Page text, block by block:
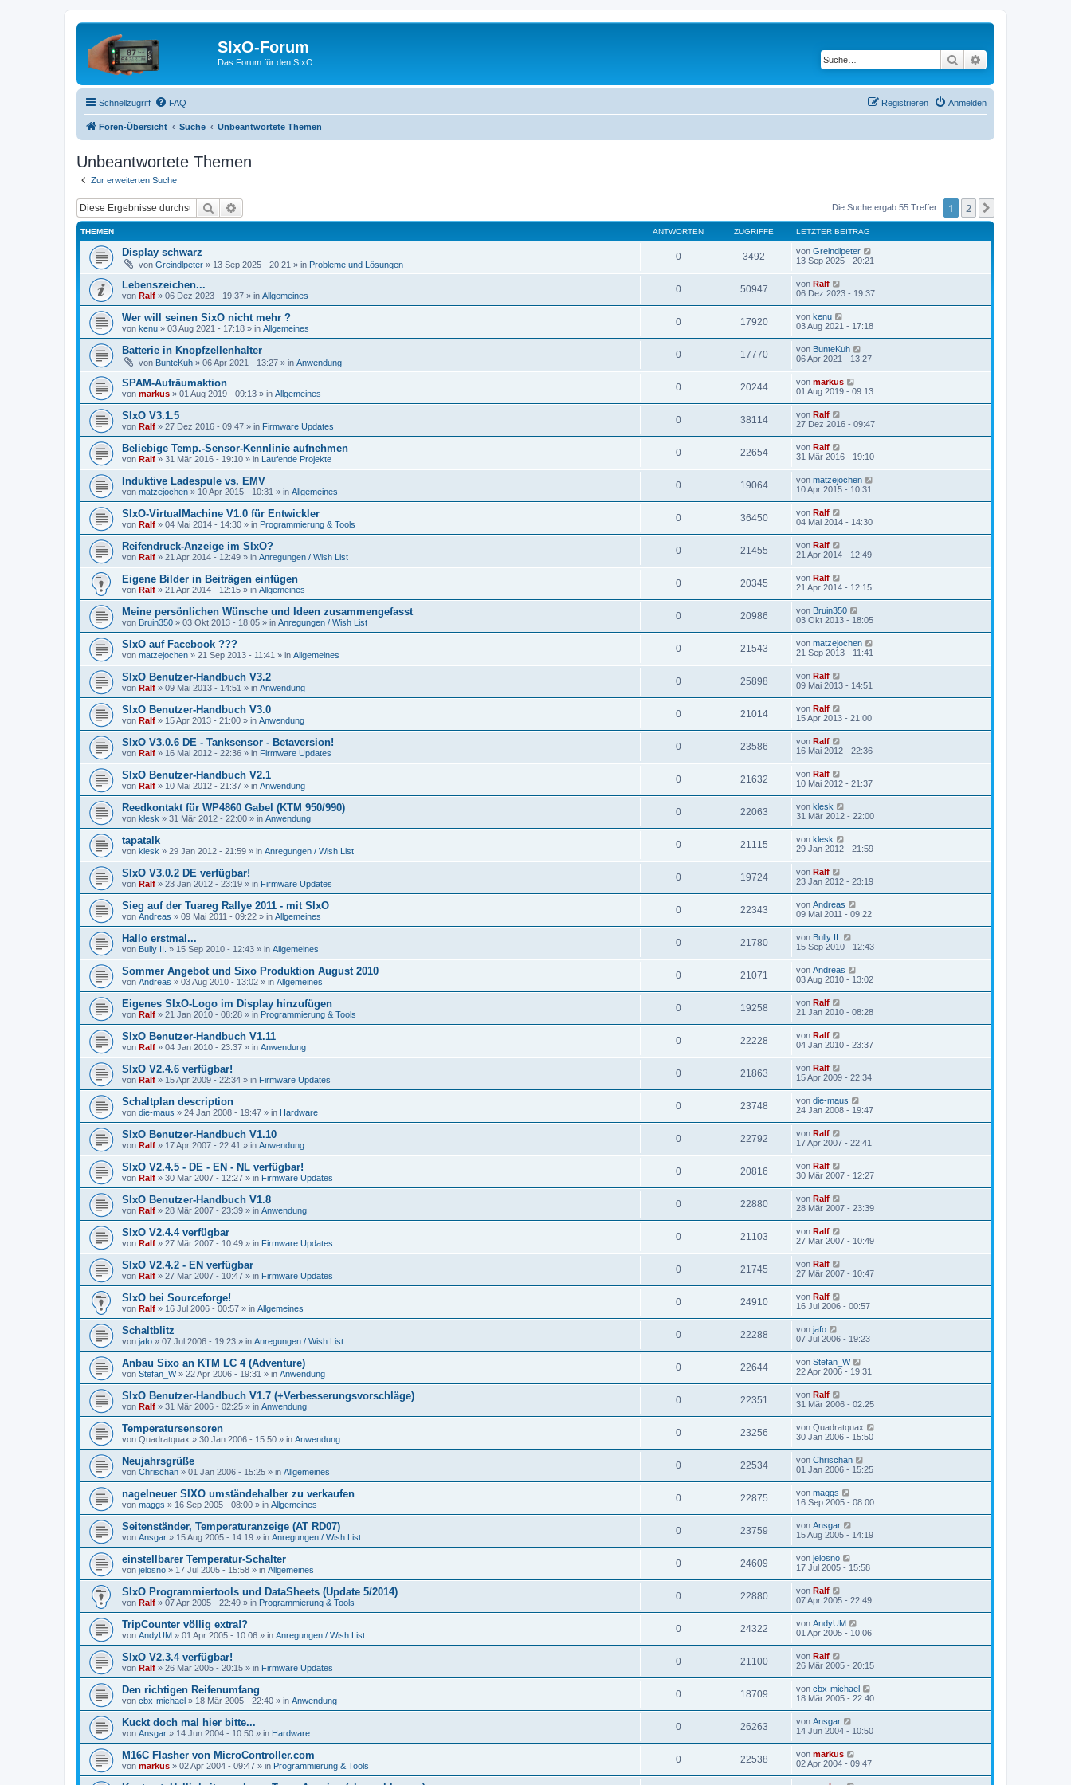
SIxO-Forum
Das Forum für den SIxO Suche
Schnellzugriff FAQ Anmelden
Registrieren
Foren-Übersicht Suche Unbeantwortete Themen
Unbeantwortete Themen
Zur erweiterten Suche
Suche Die Suche ergab 55 Treffer 1 2
THEMEN ANTWORTEN ZUGRIFFE LETZTER BEITRAG
Display schwarz
von Greindlpeter » 13 Sep 2025 - 20:21 » in Probleme und Lösungen
0 3492 von Greindlpeter
13 Sep 2025 - 20:21
Lebenszeichen...
von Ralf » 06 Dez 2023 - 19:37 » in Allgemeines
0 50947 von Ralf
06 Dez 2023 - 19:37
Wer will seinen SixO nicht mehr ?
von kenu » 03 Aug 2021 - 17:18 » in Allgemeines
0 17920 von kenu
03 Aug 2021 - 17:18
Batterie in Knopfzellenhalter
von BunteKuh » 06 Apr 2021 - 13:27 » in Anwendung
0 17770 von BunteKuh
06 Apr 2021 - 13:27
SPAM-Aufräumaktion
von markus » 01 Aug 2019 - 09:13 » in Allgemeines
0 20244 von markus
01 Aug 2019 - 09:13
SIxO V3.1.5
von Ralf » 27 Dez 2016 - 09:47 » in Firmware Updates
0 38114 von Ralf
27 Dez 2016 - 09:47
Beliebige Temp.-Sensor-Kennlinie aufnehmen
von Ralf » 31 Mär 2016 - 19:10 » in Laufende Projekte
0 22654 von Ralf
31 Mär 2016 - 19:10
Induktive Ladespule vs. EMV
von matzejochen » 10 Apr 2015 - 10:31 » in Allgemeines
0 19064 von matzejochen
10 Apr 2015 - 10:31
SIxO-VirtualMachine V1.0 für Entwickler
von Ralf » 04 Mai 2014 - 14:30 » in Programmierung & Tools
0 36450 von Ralf
04 Mai 2014 - 14:30
Reifendruck-Anzeige im SIxO?
von Ralf » 21 Apr 2014 - 12:49 » in Anregungen / Wish List
0 21455 von Ralf
21 Apr 2014 - 12:49
Eigene Bilder in Beiträgen einfügen
von Ralf » 21 Apr 2014 - 12:15 » in Allgemeines
0 20345 von Ralf
21 Apr 2014 - 12:15
Meine persönlichen Wünsche und Ideen zusammengefasst
von Bruin350 » 03 Okt 2013 - 18:05 » in Anregungen / Wish List
0 20986 von Bruin350
03 Okt 2013 - 18:05
SIxO auf Facebook ???
von matzejochen » 21 Sep 2013 - 11:41 » in Allgemeines
0 21543 von matzejochen
21 Sep 2013 - 11:41
SIxO Benutzer-Handbuch V3.2
von Ralf » 09 Mai 2013 - 14:51 » in Anwendung
0 25898 von Ralf
09 Mai 2013 - 14:51
SIxO Benutzer-Handbuch V3.0
von Ralf » 15 Apr 2013 - 21:00 » in Anwendung
0 21014 von Ralf
15 Apr 2013 - 21:00
SIxO V3.0.6 DE - Tanksensor - Betaversion!
von Ralf » 16 Mai 2012 - 22:36 » in Firmware Updates
0 23586 von Ralf
16 Mai 2012 - 22:36
SIxO Benutzer-Handbuch V2.1
von Ralf » 10 Mai 2012 - 21:37 » in Anwendung
0 21632 von Ralf
10 Mai 2012 - 21:37
Reedkontakt für WP4860 Gabel (KTM 950/990)
von klesk » 31 Mär 2012 - 22:00 » in Anwendung
0 22063 von klesk
31 Mär 2012 - 22:00
tapatalk
von klesk » 29 Jan 2012 - 21:59 » in Anregungen / Wish List
0 21115 von klesk
29 Jan 2012 - 21:59
SIxO V3.0.2 DE verfügbar!
von Ralf » 23 Jan 2012 - 23:19 » in Firmware Updates
0 19724 von Ralf
23 Jan 2012 - 23:19
Sieg auf der Tuareg Rallye 2011 - mit SIxO
von Andreas » 09 Mai 2011 - 09:22 » in Allgemeines
0 22343 von Andreas
09 Mai 2011 - 09:22
Hallo erstmal...
von Bully II. » 15 Sep 2010 - 12:43 » in Allgemeines
0 21780 von Bully II.
15 Sep 2010 - 12:43
Sommer Angebot und Sixo Produktion August 2010
von Andreas » 03 Aug 2010 - 13:02 » in Allgemeines
0 21071 von Andreas
03 Aug 2010 - 13:02
Eigenes SIxO-Logo im Display hinzufügen
von Ralf » 21 Jan 2010 - 08:28 » in Programmierung & Tools
0 19258 von Ralf
21 Jan 2010 - 08:28
SIxO Benutzer-Handbuch V1.11
von Ralf » 04 Jan 2010 - 23:37 » in Anwendung
0 22228 von Ralf
04 Jan 2010 - 23:37
SIxO V2.4.6 verfügbar!
von Ralf » 15 Apr 2009 - 22:34 » in Firmware Updates
0 21863 von Ralf
15 Apr 2009 - 22:34
Schaltplan description
von die-maus » 24 Jan 2008 - 19:47 » in Hardware
0 23748 von die-maus
24 Jan 2008 - 19:47
SIxO Benutzer-Handbuch V1.10
von Ralf » 17 Apr 2007 - 22:41 » in Anwendung
0 22792 von Ralf
17 Apr 2007 - 22:41
SIxO V2.4.5 - DE - EN - NL verfügbar!
von Ralf » 30 Mär 2007 - 12:27 » in Firmware Updates
0 20816 von Ralf
30 Mär 2007 - 12:27
SIxO Benutzer-Handbuch V1.8
von Ralf » 28 Mär 2007 - 23:39 » in Anwendung
0 22880 von Ralf
28 Mär 2007 - 23:39
SIxO V2.4.4 verfügbar
von Ralf » 27 Mär 2007 - 10:49 » in Firmware Updates
0 21103 von Ralf
27 Mär 2007 - 10:49
SIxO V2.4.2 - EN verfügbar
von Ralf » 27 Mär 2007 - 10:47 » in Firmware Updates
0 21745 von Ralf
27 Mär 2007 - 10:47
SIxO bei Sourceforge!
von Ralf » 16 Jul 2006 - 00:57 » in Allgemeines
0 24910 von Ralf
16 Jul 2006 - 00:57
Schaltblitz
von jafo » 07 Jul 2006 - 19:23 » in Anregungen / Wish List
0 22288 von jafo
07 Jul 2006 - 19:23
Anbau Sixo an KTM LC 4 (Adventure)
von Stefan_W» 22 Apr 2006 - 19:31 » in Anwendung
0 22644 von Stefan_W
22 Apr 2006 - 19:31
SIxO Benutzer-Handbuch V1.7 (+Verbesserungsvorschläge)
von Ralf » 31 Mär 2006 - 02:25 » in Anwendung
0 22351 von Ralf
31 Mär 2006 - 02:25
Temperatursensoren
von Quadratquax » 30 Jan 2006 - 15:50 » in Anwendung
0 23256 von Quadratquax
30 Jan 2006 - 15:50
Neujahrsgrüße
von Chrischan » 01 Jan 2006 - 15:25 » in Allgemeines
0 22534 von Chrischan
01 Jan 2006 - 15:25
nagelneuer SIXO umständehalber zu verkaufen
von maggs » 16 Sep 2005 - 08:00 » in Allgemeines
0 22875 von maggs
16 Sep 2005 - 08:00
Seitenständer, Temperaturanzeige (AT RD07)
von Ansgar » 15 Aug 2005 - 14:19 » in Anregungen / Wish List
0 23759 von Ansgar
15 Aug 2005 - 14:19
einstellbarer Temperatur-Schalter
von jelosno » 17 Jul 2005 - 15:58 » in Allgemeines
0 24609 von jelosno
17 Jul 2005 - 15:58
SIxO Programmiertools und DataSheets (Update 5/2014)
von Ralf » 07 Apr 2005 - 22:49 » in Programmierung & Tools
0 22880 von Ralf
07 Apr 2005 - 22:49
TripCounter völlig extra!?
von AndyUM » 01 Apr 2005 - 10:06 » in Anregungen / Wish List
0 24322 von AndyUM
01 Apr 2005 - 10:06
SIxO V2.3.4 verfügbar!
von Ralf » 26 Mär 2005 - 20:15 » in Firmware Updates
0 21100 von Ralf
26 Mär 2005 - 20:15
Den richtigen Reifenumfang
von cbx-michael » 18 Mär 2005 - 22:40 » in Anwendung
0 18709 von cbx-michael
18 Mär 2005 - 22:40
Kuckt doch mal hier bitte...
von Ansgar » 14 Jun 2004 - 10:50 » in Hardware
0 26263 von Ansgar
14 Jun 2004 - 10:50
M16C Flasher von MicroController.com
von markus » 02 Apr 2004 - 09:47 » in Programmierung & Tools
0 22538 von markus
02 Apr 2004 - 09:47